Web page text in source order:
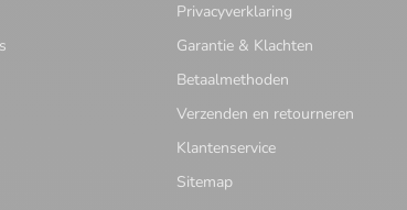
Privacyverklaring
Garantie & Klachten
Betaalmethoden
Verzenden en retourneren
Klantenservice
Sitemap